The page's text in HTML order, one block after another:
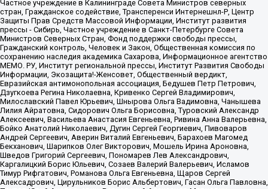
Частное учреждение в Калининграде Совета Министров северных
стран, Гражданское содействие, Трансперенси Интернешнл-Р, Центр
Защиты Прав Средств Массовой Информации, Институт развития
прессы - Сибирь, Частное учреждение в Санкт-Петербурге Совета
Министров Северных Стран, Фонд поддержки свободы прессы,
Гражданский контроль, Человек и Закон, Общественная комиссия по
сохранению наследия академика Сахарова, Информационное агентство
МЕМО. РУ, Институт региональной прессы, Институт Развития Свободы
Информации, Экозащита!-Женсовет, Общественный вердикт,
Евразийская антимонопольная ассоциация, Бедушев Петр Петрович,
Дзугкоева Регина Николаевна, Кривенко Сергей Владимирович,
Милославский Павел Юрьевич, Шнырова Ольга Вадимовна, Чанышева
Лилия Айратовна, Сидорович Ольга Борисовна, Туровский Александр
Алексеевич, Васильева Анастасия Евгеньевна, Ривина Анна Валерьевна,
Бойко Анатолий Николаевич, Дугин Сергей Георгиевич, Пивоваров
Андрей Сергеевич, Аверин Виталий Евгеньевич, Барахоев Магомед
Бекханович, Шарипков Олег Викторович, Мошель Ирина Ароновна,
Шведов Григорий Сергеевич, Пономарев Лев Александрович,
Каргалицкий Борис Юльевич, Созаев Валерий Валерьевич, Исламов
Тимур Рифгатович, Романова Ольга Евгеньевна, Щаров Сергей
Алексадрович, Цирульников Борис Альбертович, Гасан Ольга Павловна,